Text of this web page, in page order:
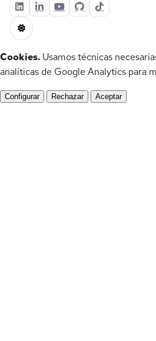
Cookies. Usamos técnicas
analíticas de Google Analytics para
Configurar Rechazar Aceptar